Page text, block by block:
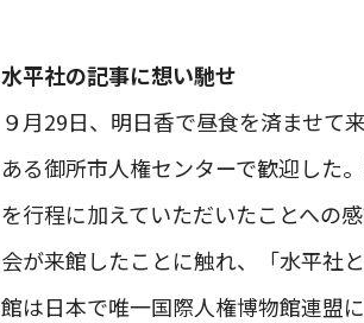
水平社の記事に想い馳せ
９月29日、明日香で昼食を済ませて
ある御所市人権センターで歓迎した
を行程に加えていただいたことへの
会が来館したことに触れ、「水平社
館は日本で唯一国際人権博物館連盟